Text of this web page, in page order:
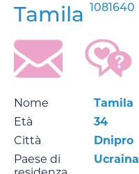
Tamila 1081640
Nome
Tamila
Età
34
Città
Dnipro
Paese di
Ucraina